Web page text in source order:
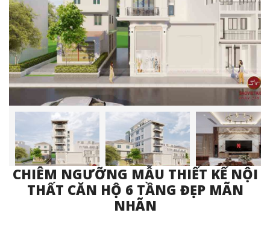
CHIÊM NGƯỠNG MẪU THIẾT KẾ NỘI
THẤT CĂN HỘ 6 TẦNG ĐẸP MÃN
NHÃN